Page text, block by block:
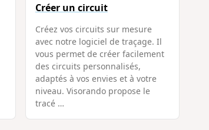
Créer un circuit
Créez vos circuits sur mesure
avec notre logiciel de traçage. Il
vous permet de créer facilement
des circuits personnalisés,
adaptés à vos envies et à votre
niveau. Visorando propose le
tracé …